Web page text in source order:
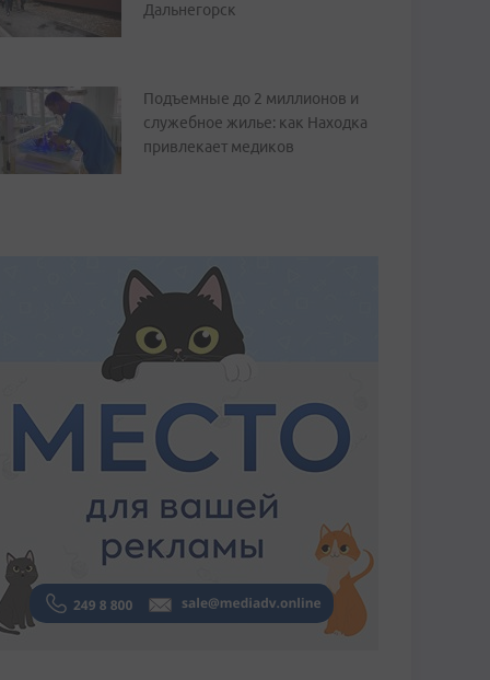
Дальнегорск
Подъемные до 2 миллионов и
служебное жилье: как Находка
привлекает медиков